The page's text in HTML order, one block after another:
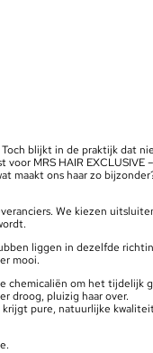
blijkt in de praktijk dat
MRS HAIR EXCLUSIVE
maakt ons haar zo
We kiezen
liggen in dezelfde
mooi.
chemicaliën om het tijdelijk
droog, pluizig haar over.
pure, natuurlijke